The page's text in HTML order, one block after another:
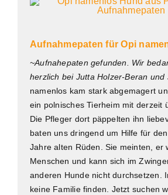
Aufnahmepaten für Opi
~Aufnahepaten gefunden. Wir
herzlich bei Jutta Holzer-Beran und
namenlos kam stark abgemagert
ein polnisches Tierheim mit derzeit
Die Pfleger dort päppelten ihn
baten uns dringend um Hilfe für
Jahre alten Rüden. Sie meinten, er
Menschen und kann sich im
anderen Hunde nicht durchsetzen.
keine Familie finden. Jetzt suchen